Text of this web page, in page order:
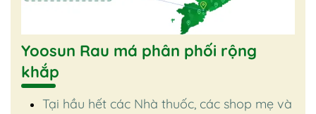
Yoosun Rau má phân phối rộng
khắp
Tại hầu hết các Nhà thuốc, các shop mẹ và